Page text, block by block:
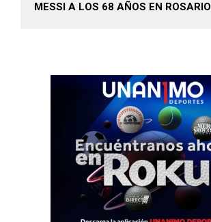
MESSI A LOS 68 AÑOS EN ROSARIO